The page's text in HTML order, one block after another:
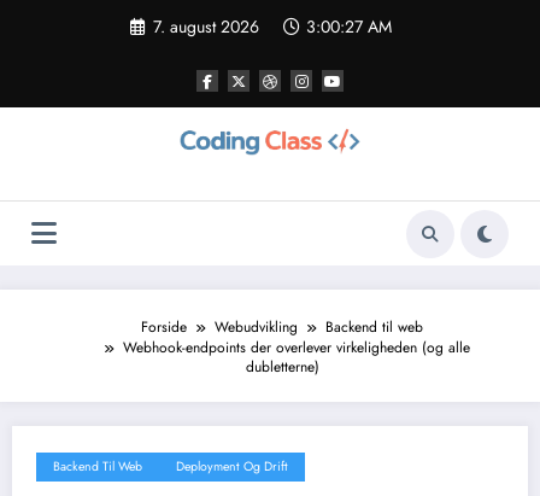
7. august 2026 3:00:28 AM
Forside Webudvikling
Backend til web
Webhook-endpoints der overlever virkeligheden (og alle
dubletterne)
Backend Til Web Deployment Og Drift